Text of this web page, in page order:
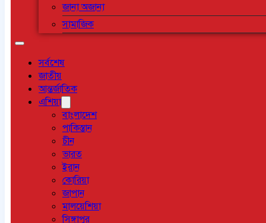
জানা অজানা
সামাজিক
সর্বশেষ
জাতীয়
আন্তর্জাতিক
এশিয়া
বাংলাদেশ
পাকিস্তান
চীন
ভারত
ইরান
কোরিয়া
জাপান
মালয়েশিয়া
সিঙ্গাপুর